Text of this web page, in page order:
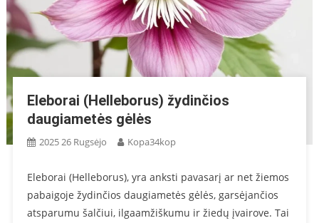
Eleborai (Helleborus) žydinčios
daugiametės gėlės
2025 26 Rugsėjo Kopa34kop
Eleborai (Helleborus), yra anksti pavasarį ar net žiemos
pabaigoje žydinčios daugiametės gėlės, garsėjančios
atsparumu šalčiui, ilgaamžiškumu ir žiedų įvairove. Tai